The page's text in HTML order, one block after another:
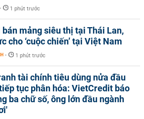
- 1 phút trước
bán mảng siêu thị tại Thái Lan,
cho ‘cuộc chiến’ tại Việt Nam
- 1 phút trước
tài chính tiêu dùng nửa đầu
tục phân hóa: VietCredit báo
ba chữ số, ông lớn đầu ngành